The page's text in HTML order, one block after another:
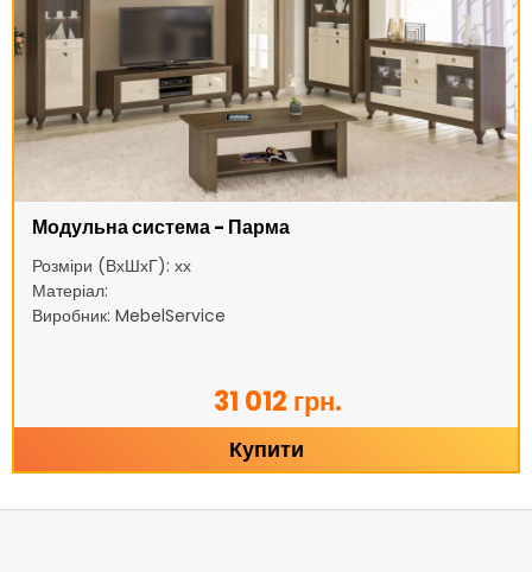
Модульна система - Парма
Розміри (ВхШхГ): хх
Матеріал:
Виробник: MebelService
31 012 грн.
Купити